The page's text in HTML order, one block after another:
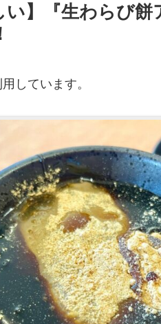
】『生わらび餅
しています。